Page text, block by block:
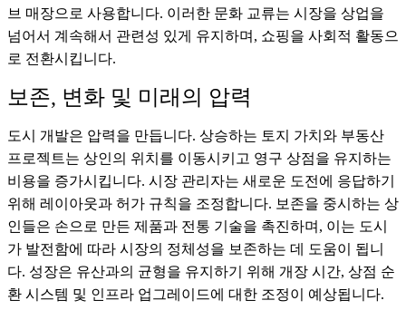
브 매장으로 사용합니다. 이러한 문화 교류는 시장을 상업을
넘어서 계속해서 관련성 있게 유지하며, 쇼핑을 사회적 활동으
로 전환시킵니다.
보존, 변화 및 미래의 압력
도시 개발은 압력을 만듭니다. 상승하는 토지 가치와 부동산
프로젝트는 상인의 위치를 이동시키고 영구 상점을 유지하는
비용을 증가시킵니다. 시장 관리자는 새로운 도전에 응답하기
위해 레이아웃과 허가 규칙을 조정합니다. 보존을 중시하는 상
인들은 손으로 만든 제품과 전통 기술을 촉진하며, 이는 도시
가 발전함에 따라 시장의 정체성을 보존하는 데 도움이 됩니
다. 성장은 유산과의 균형을 유지하기 위해 개장 시간, 상점 순
환 시스템 및 인프라 업그레이드에 대한 조정이 예상됩니다.